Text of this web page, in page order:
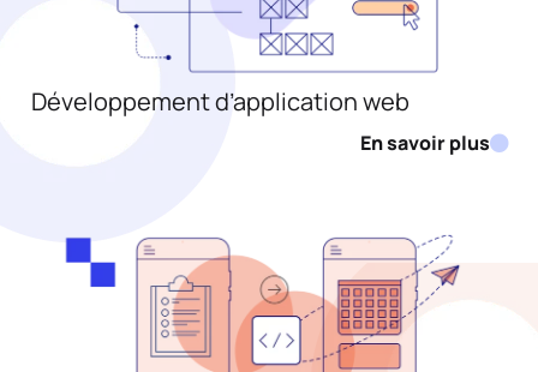
Développement d’application web
En savoir plus